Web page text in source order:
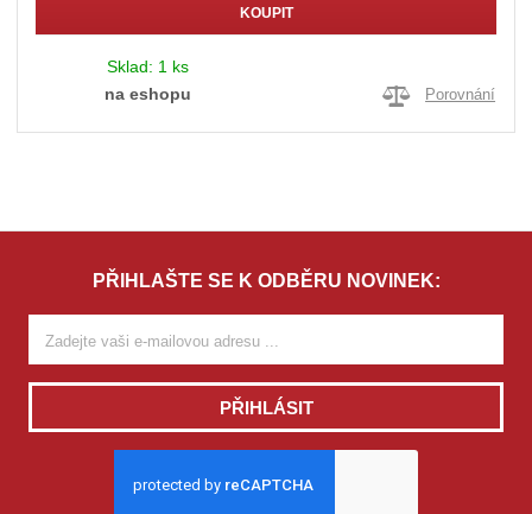
KOUPIT
Sklad: 1 ks
na eshopu
Porovnání
PŘIHLAŠTE SE K ODBĚRU NOVINEK:
PŘIHLÁSIT